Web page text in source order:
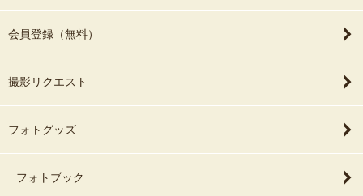
会員登録（無料）
撮影リクエスト
フォトグッズ
フォトブック